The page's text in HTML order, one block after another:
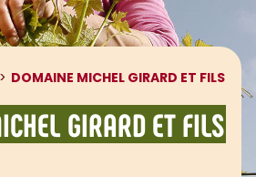
Afficher le fil d'ariane
DOMAINE MICHEL GIRARD ET FILS
GIRARD ET FILS